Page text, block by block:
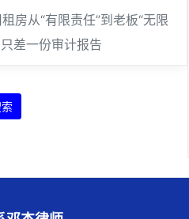
房从“有限责任”到老板“无限
差一份审计报告